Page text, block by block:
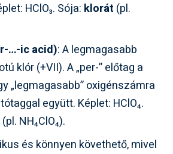
HClO₃. Sója: klorát (pl.
…-ic acid): A legmagasabb
klór (+VII). A „per-” előtag a
„legmagasabb” oxigénszámra
együtt. Képlet: HClO₄.
(pl. NH₄ClO₄).
és könnyen követhető, mivel